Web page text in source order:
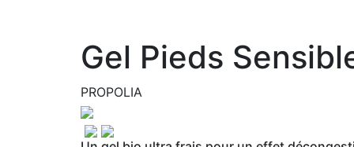
Gel Pieds
PROPOLIA